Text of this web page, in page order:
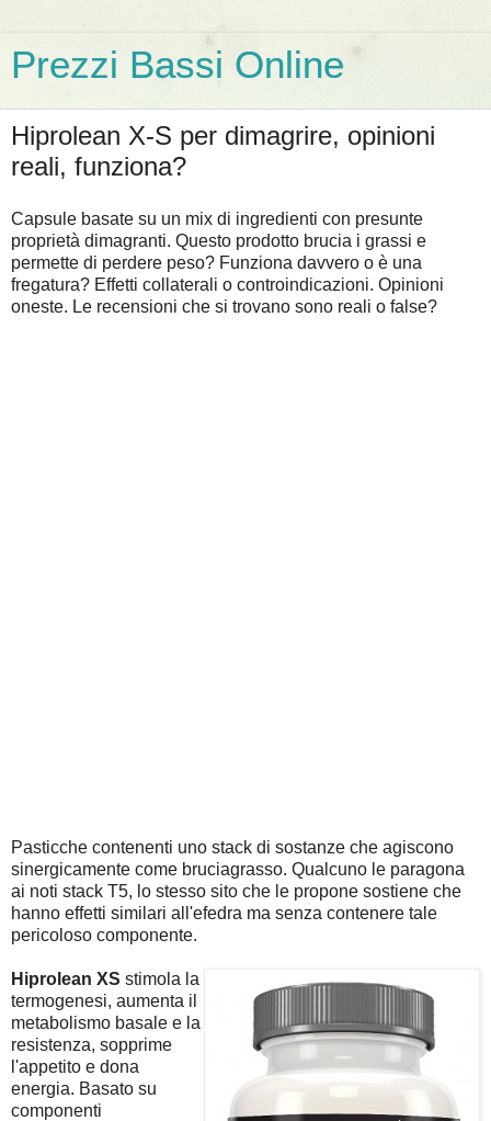
Prezzi Bassi Online
Hiprolean X-S per dimagrire, opinioni
reali, funziona?
Capsule basate su un mix di ingredienti con presunte
proprietà dimagranti. Questo prodotto brucia i grassi e
permette di perdere peso? Funziona davvero o è una
fregatura? Effetti collaterali o controindicazioni. Opinioni
oneste. Le recensioni che si trovano sono reali o false?
Pasticche contenenti uno stack di sostanze che agiscono
sinergicamente come bruciagrasso. Qualcuno le paragona
ai noti stack T5, lo stesso sito che le propone sostiene che
hanno effetti similari all'efedra ma senza contenere tale
pericoloso componente.
Hiprolean XS stimola la
termogenesi, aumenta il
metabolismo basale e la
resistenza, sopprime
l'appetito e dona
energia. Basato su
componenti